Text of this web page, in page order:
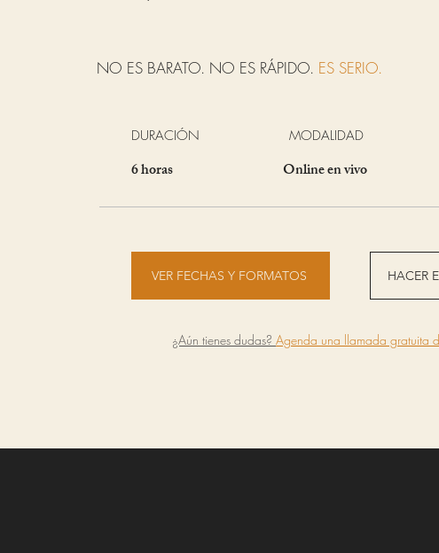
NO ES BARATO. NO ES RÁPIDO. ES SERIO.
DURACIÓN
6 horas
MODALIDAD
Online en vivo
VER FECHAS Y FORMATOS HACER
¿Aún tienes dudas?Agenda una llamada gratuita